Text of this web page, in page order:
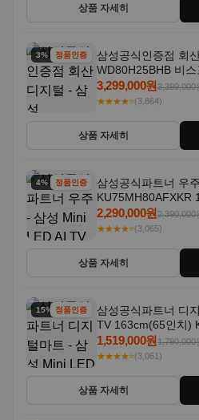
상품 자세히
4% 할인정품인증
삼성공식파트너 우
KU75MH80AFXKR
2,290,000원2,390,000
★★★★⭐(3,065)
상품 자세히
15% 할인정품인증
삼성공식파트너 디
TV 163cm(65인치)
1,519,000원1,790,000
★★★★⭐(3,061)
상품 자세히
24% 할인정품인증
삼성공식파트너 우
청정 이지오픈 멀티
AF80F17D22WRS
3,248,000원4,290,000
★★★★⭐(3,191)
상품 자세히